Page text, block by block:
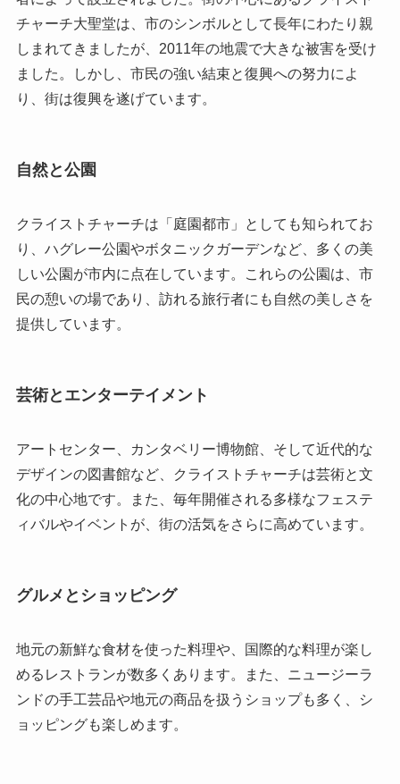
チャーチ大聖堂は、市のシンボルとして長年にわたり親
しまれてきましたが、2011年の地震で大きな被害を受け
ました。しかし、市民の強い結束と復興への努力によ
り、街は復興を遂げています。
自然と公園
クライストチャーチは「庭園都市」としても知られてお
り、ハグレー公園やボタニックガーデンなど、多くの美
しい公園が市内に点在しています。これらの公園は、市
民の憩いの場であり、訪れる旅行者にも自然の美しさを
提供しています。
芸術とエンターテイメント
アートセンター、カンタベリー博物館、そして近代的な
デザインの図書館など、クライストチャーチは芸術と文
化の中心地です。また、毎年開催される多様なフェステ
ィバルやイベントが、街の活気をさらに高めています。
グルメとショッピング
地元の新鮮な食材を使った料理や、国際的な料理が楽し
めるレストランが数多くあります。また、ニュージーラ
ンドの手工芸品や地元の商品を扱うショップも多く、シ
ョッピングも楽しめます。